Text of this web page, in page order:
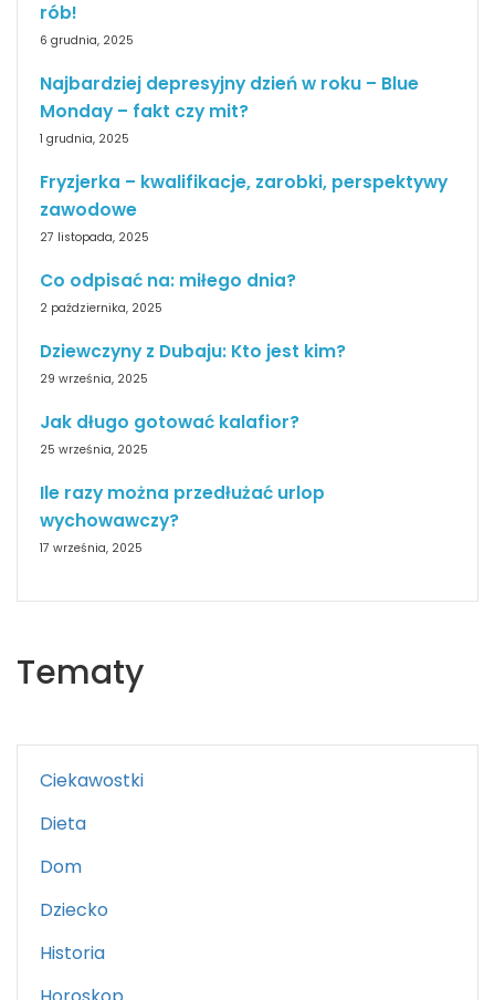
rób!
6 grudnia, 2025
Najbardziej depresyjny dzień w roku – Blue
Monday – fakt czy mit?
1 grudnia, 2025
Fryzjerka – kwalifikacje, zarobki, perspektywy
zawodowe
27 listopada, 2025
Co odpisać na: miłego dnia?
2 października, 2025
Dziewczyny z Dubaju: Kto jest kim?
29 września, 2025
Jak długo gotować kalafior?
25 września, 2025
Ile razy można przedłużać urlop
wychowawczy?
17 września, 2025
Tematy
Ciekawostki
Dieta
Dom
Dziecko
Historia